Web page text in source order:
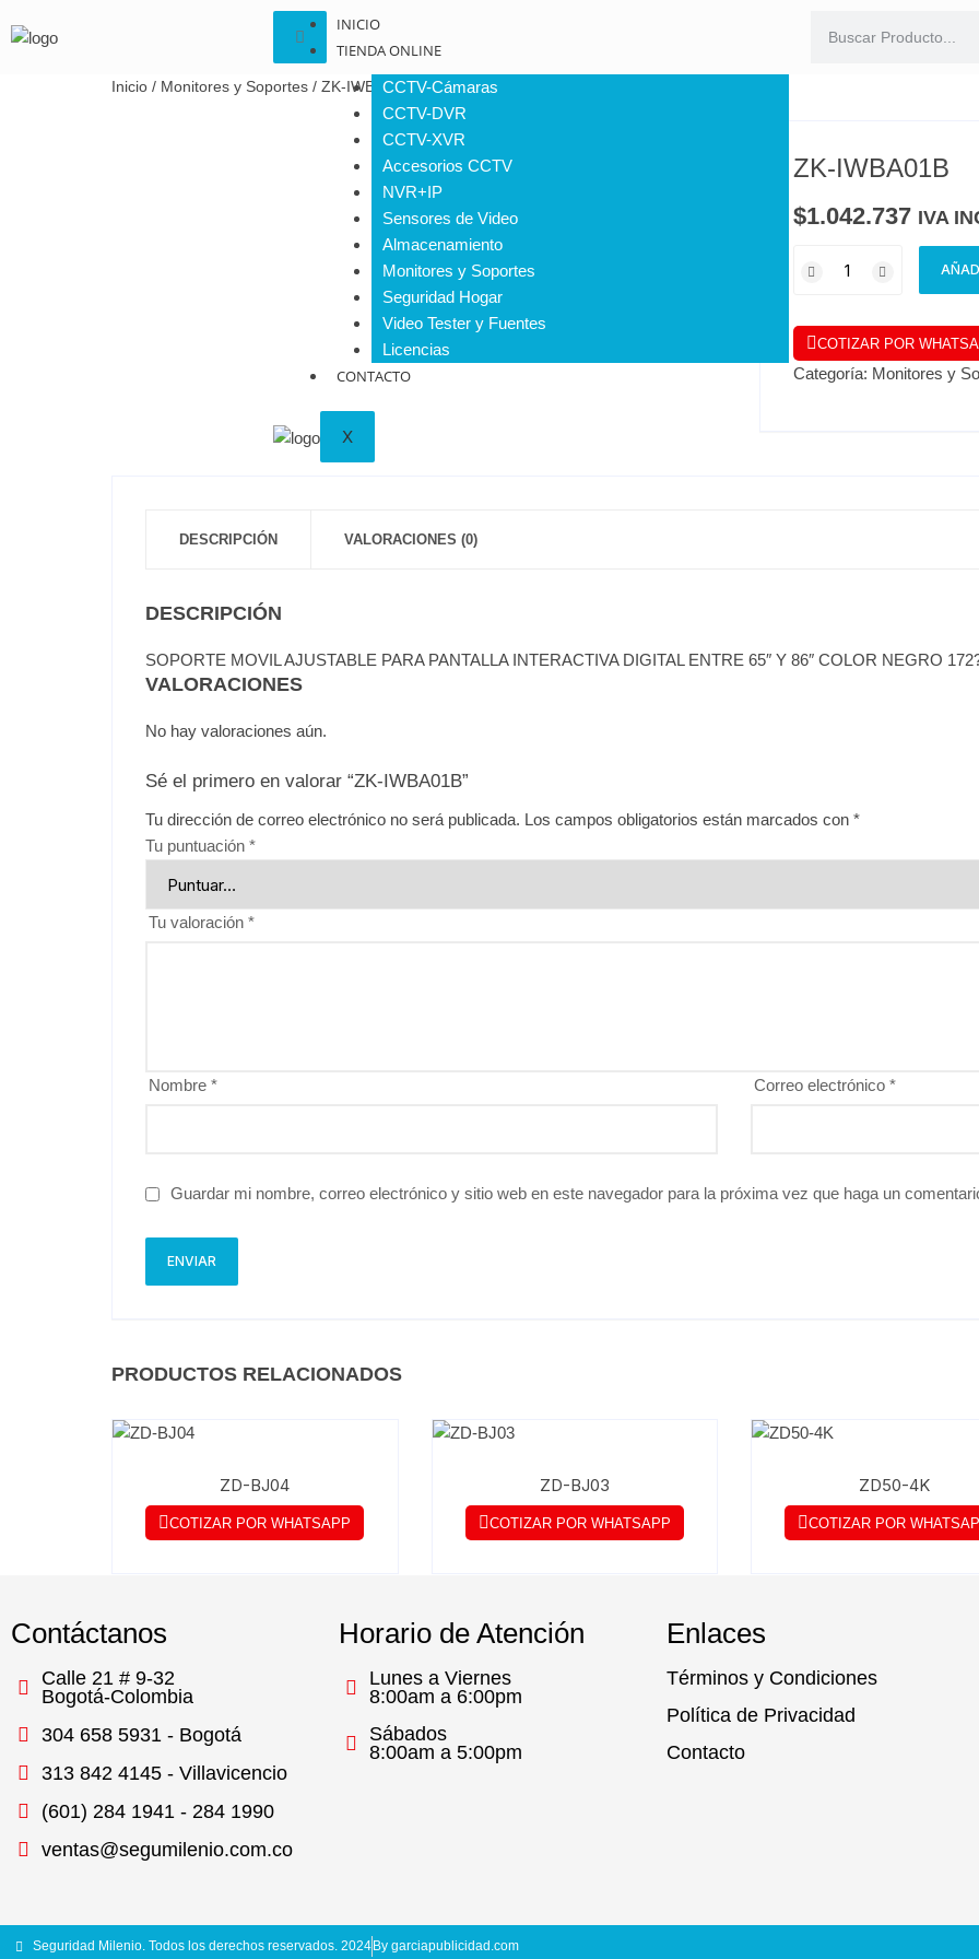
INICIO
TIENDA ONLINE
CCTV-Cámaras
CCTV-DVR
CCTV-XVR
Accesorios CCTV
NVR+IP
Sensores de Video
Almacenamiento
Monitores y Soportes
Seguridad Hogar
Video Tester y Fuentes
Licencias
CONTACTO
X
Inicio / Monitores y Soportes / ZK-IWBA01B
ZK-IWBA01B
$1.042.737 IVA
COTIZAR POR
Categoría: Monitores y
DESCRIPCIÓN VALORACIONES (0)
DESCRIPCIÓN
SOPORTE MOVIL AJUSTABLE PARA PANTALLA INTERACTIVA DIGITAL ENTRE 65″ Y 86″ COLOR NEGRO
VALORACIONES
No hay valoraciones aún.
Sé el primero en valorar “ZK-IWBA01B”
Tu dirección de correo electrónico no será publicada. Los campos obligatorios están marcados con *
Tu puntuación *
Tu valoración *
Nombre * Correo electrónico *
Guardar mi nombre, correo electrónico y sitio web en este navegador para la próxima vez que haga un
PRODUCTOS RELACIONADOS
ZD-BJ04
COTIZAR POR WHATSAPP
ZD-BJ03
COTIZAR POR WHATSAPP
ZD50-4K
COTIZAR POR
Contáctanos
Calle 21 # 9-32
Bogotá-Colombia
304 658 5931 - Bogotá
313 842 4145 - Villavicencio
(601) 284 1941 - 284 1990
ventas@segumilenio.com.co
Horario de Atención
Lunes a Viernes
8:00am a 6:00pm
Sábados
8:00am a 5:00pm
Enlaces
Términos y Condiciones
Política de Privacidad
Contacto
Seguridad Milenio. Todos los derechos reservados. 2024 By garciapublicidad.com